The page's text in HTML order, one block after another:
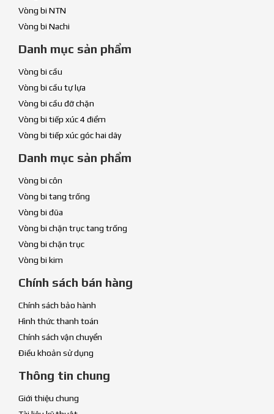
Vòng bi NTN
Vòng bi Nachi
Danh mục sản phẩm
Vòng bi cầu
Vòng bi cầu tự lựa
Vòng bi cầu đỡ chặn
Vòng bi tiếp xúc 4 điểm
Vòng bi tiếp xúc góc hai dãy
Danh mục sản phẩm
Vòng bi côn
Vòng bi tang trống
Vòng bi đũa
Vòng bi chặn trục tang trống
Vòng bi chặn trục
Vòng bi kim
Chính sách bán hàng
Chính sách bảo hành
Hình thức thanh toán
Chính sách vận chuyển
Điều khoản sử dụng
Thông tin chung
Giới thiệu chung